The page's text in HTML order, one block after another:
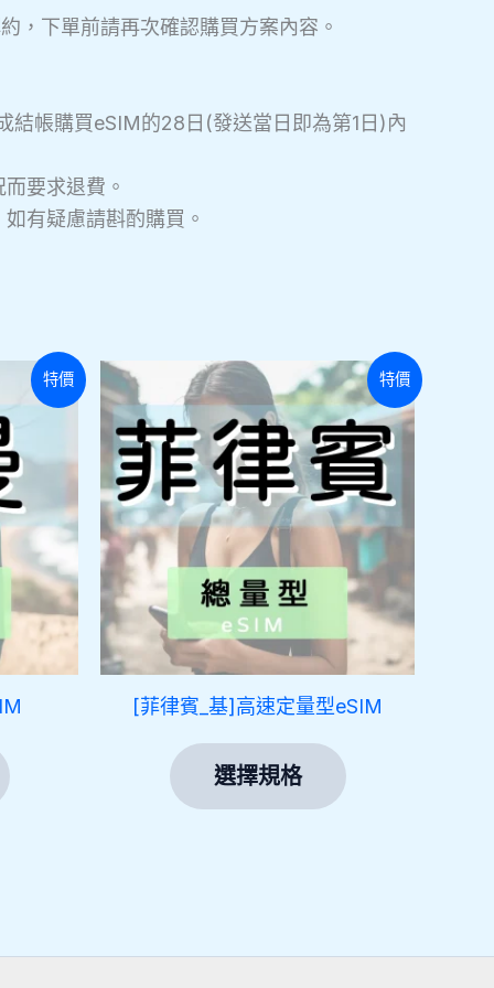
，下單前請再次確認購買方案內容。
結帳購買eSIM的28日(發送當日即為第1日)內
要求退費。
有疑慮請斟酌購買。
特價
產
品
有
多
款
式。
產
面
特價
[菲律賓_基]高速定量型eSIM
選擇規格
此
產
品
有
多
種
款
式。
產
面